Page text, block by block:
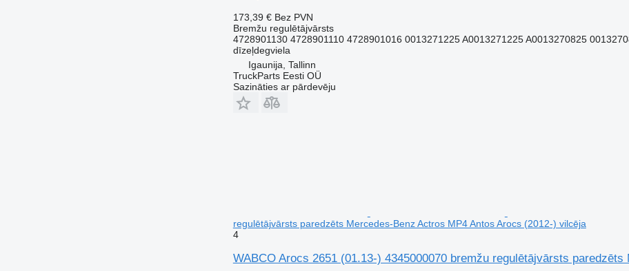
173,39 € Bez PVN
Bremžu regulētājvārsts
4728901130 4728901110 4728901016 0013271225 A0013271225 A0013270825
dīzeļdegviela
Igaunija, Tallinn
TruckParts Eesti OÜ
Sazināties ar pārdevēju
regulētājvārsts paredzēts Mercedes-Benz Actros MP4 Antos Arocs (2012-) vilcēja
4
WABCO Arocs 2651 (01.13-) 4345000070 bremžu regulētājvārsts